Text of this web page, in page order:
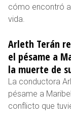
cómo encontró
vida.
Arleth Terán
el pésame a
la muerte de
La conductora
pésame a
conflicto que